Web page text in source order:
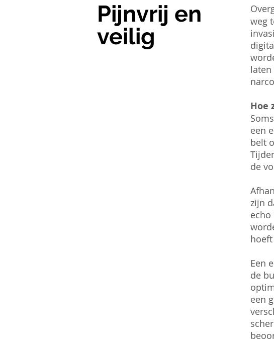
Pijnvrij en
veilig
weg
​Hoe
een
belt
de
zijn
Een
de
een